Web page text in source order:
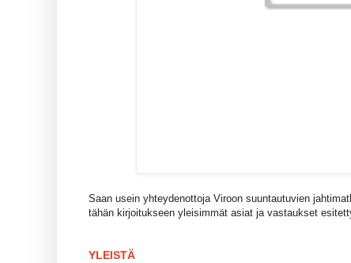
Saan usein yhteydenottoja Viroon suuntautuvien
tähän kirjoitukseen yleisimmät asiat ja vastaukset
YLEISTÄ